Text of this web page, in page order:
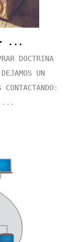
➤ ...
DOCTRINA
UN
...